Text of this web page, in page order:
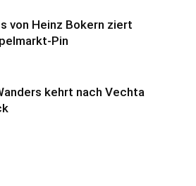
von Heinz Bokern ziert
Pin
kehrt nach Vechta